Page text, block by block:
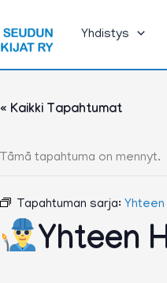
Yhdistys
« Kaikki Tapahtumat
Tämä tapahtuma on mennyt.
Tapahtuman sarja:
Yhteen